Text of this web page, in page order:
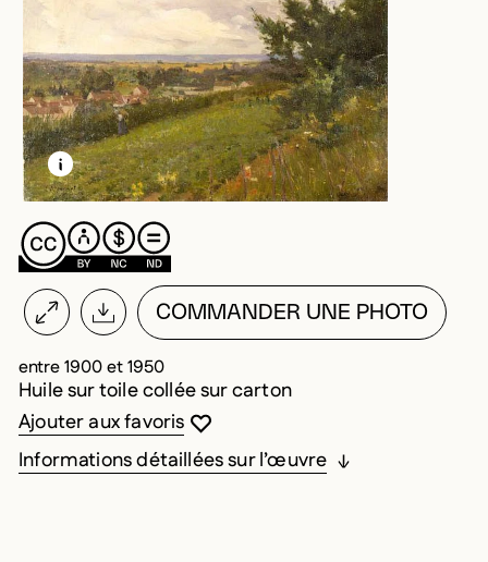
EN SAVOIR PLUS SUR CETTE IMAGE
OUVRIR LA MODALE
COMMANDER UNE PHOTO
entre 1900 et 1950
Huile sur toile collée sur carton
Vous devez être connecté pour ajouter
Fermer la modale
Ouvrir la modale
Ajouter aux favoris
Informations détaillées sur l’œuvre